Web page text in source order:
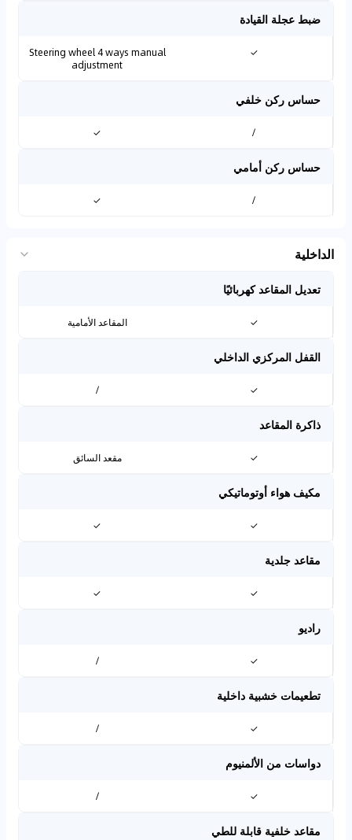
ضبط عجلة القيادة
✓
Steering wheel 4 ways manual
adjustment
حساس ركن خلفي
/
✓
حساس ركن أمامي
/
✓
الداخلية
تعديل المقاعد كهربائيًا
✓ المقاعد الأمامية
القفل المركزي الداخلي
✓
/
ذاكرة المقاعد
✓ مقعد السائق
مكيف هواء أوتوماتيكي
✓
✓
مقاعد جلدية
✓
✓
راديو
✓
/
تطعيمات خشبية داخلية
✓
/
دواسات من الألمنيوم
✓
/
مقاعد خلفية قابلة للطي